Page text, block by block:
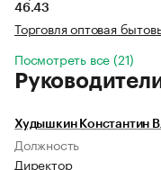
46.43
Торговля оптовая
Посмотреть все (21)
Худышкин Константин
Должность
Директор